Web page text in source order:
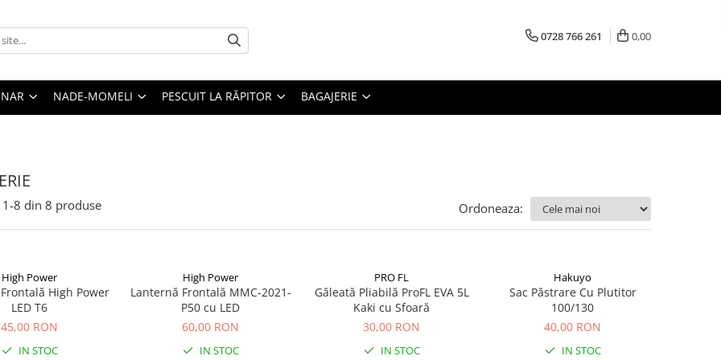
0728 766 261 0,00
NADE-MOMELI PESCUIT LA RĂPITOR BAGAJERIE
1-8 din 8 produse Ordoneaza:
High Power
High Power
LED T6
45,00 RON
IN STOC
High Power
Lanternă Frontală MMC-2021-
P50 cu LED
60,00 RON
IN STOC
PRO FL
Găleată Pliabilă ProFL EVA 5L
Kaki cu Sfoară
30,00 RON
IN STOC
Hakuyo
Sac Păstrare Cu Plutitor
100/130
40,00 RON
IN STOC